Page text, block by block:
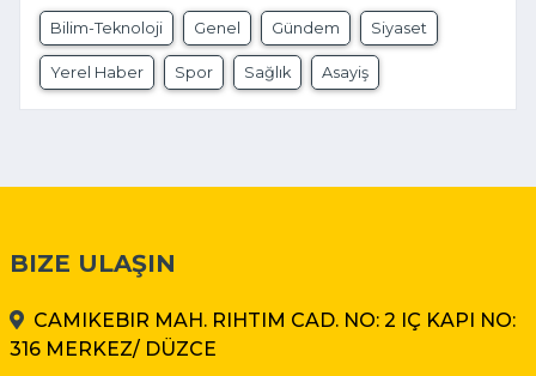
Bilim-Teknoloji Genel Gündem Siyaset
Yerel Haber Spor Sağlık Asayiş
BIZE ULAŞIN
CAMIKEBIR MAH. RIHTIM CAD. NO: 2 IÇ KAPI NO:
316 MERKEZ/ DÜZCE